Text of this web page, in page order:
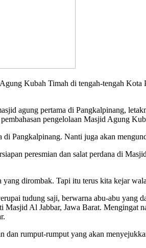
Kubah Timah di tengah-tengah Kota
agung pertama di Pangkalpinang,
pengelolaan Masjid Agung
Pangkalpinang. Nanti juga akan
peresmian dan salat perdana di
dirombak. Tapi itu terus kita kejar
tudung saji, berwarna abu-abu yang
Al Jabbar, Jawa Barat. Mengingat
rumput-rumput yang akan